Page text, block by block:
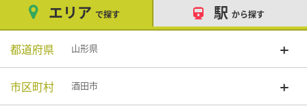
エリア で探す 駅 から探す
都道府県 山形県
市区町村 酒田市